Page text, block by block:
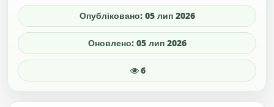
Опубліковано: 05 лип 2026
Оновлено: 05 лип 2026
6